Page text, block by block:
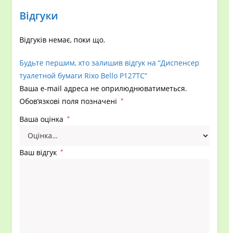
Відгуки
Відгуків немає, поки що.
Будьте першим, хто залишив відгук на “Диспенсер
туалетной бумаги Rixo Bello P127TC”
Ваша e-mail адреса не оприлюднюватиметься.
Обов’язкові поля позначені
*
Ваша оцінка *
Ваш відгук *